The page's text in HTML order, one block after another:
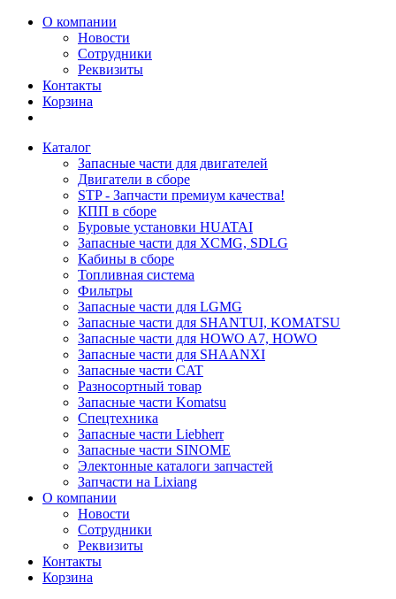
О компании
Новости
Сотрудники
Реквизиты
Контакты
Корзина
Каталог
Запасные части для двигателей
Двигатели в сборе
STP - Запчасти премиум качества!
КПП в сборе
Буровые установки HUATAI
Запасные части для XCMG, SDLG
Кабины в сборе
Топливная система
Фильтры
Запасные части для LGMG
Запасные части для SHANTUI, KOMATSU
Запасные части для HOWO A7, HOWO
Запасные части для SHAANXI
Запасные части CAT
Разносортный товар
Запасные части Komatsu
Спецтехника
Запасные части Liebherr
Запасные части SINOME
Электонные каталоги запчастей
Запчасти на Lixiang
О компании
Новости
Сотрудники
Реквизиты
Контакты
Корзина